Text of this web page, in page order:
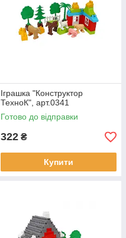
Іграшка "Конструктор
ТехноК", арт.0341
Готово до відправки
322 ₴
Купити